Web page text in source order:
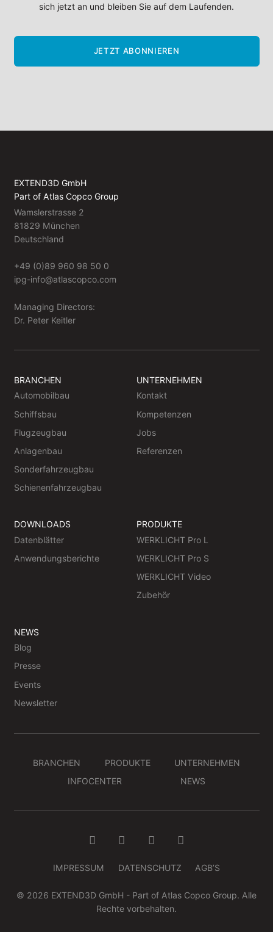
sich jetzt an und bleiben Sie auf dem Laufenden.
JETZT ABONNIEREN
EXTEND3D GmbH
Part of Atlas Copco Group
Wamslerstrasse 2
81829 München
Deutschland
+49 (0)89 960 98 50 0
ipg-info@atlascopco.com
Managing Directors:
Dr. Peter Keitler
BRANCHEN
Automobilbau
Schiffsbau
Flugzeugbau
Anlagenbau
Sonderfahrzeugbau
Schienenfahrzeugbau
UNTERNEHMEN
Kontakt
Kompetenzen
Jobs
Referenzen
DOWNLOADS
Datenblätter
Anwendungsberichte
PRODUKTE
WERKLICHT Pro L
WERKLICHT Pro S
WERKLICHT Video
Zubehör
NEWS
Blog
Presse
Events
Newsletter
BRANCHEN PRODUKTE
UNTERNEHMEN
INFOCENTER
NEWS
IMPRESSUM DATENSCHUTZ AGB’S
© 2026 EXTEND3D GmbH - Part of Atlas Copco Group. Alle
Rechte vorbehalten.